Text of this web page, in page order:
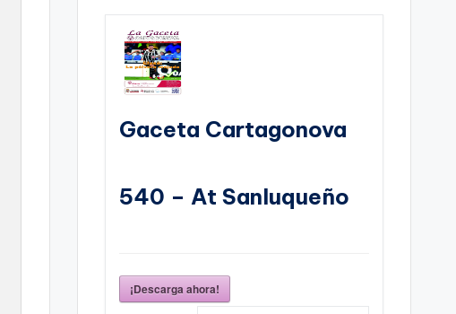
Gaceta Cartagonova
540 – At Sanluqueño
¡Descarga ahora!